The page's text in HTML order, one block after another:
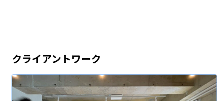
クライアントワーク